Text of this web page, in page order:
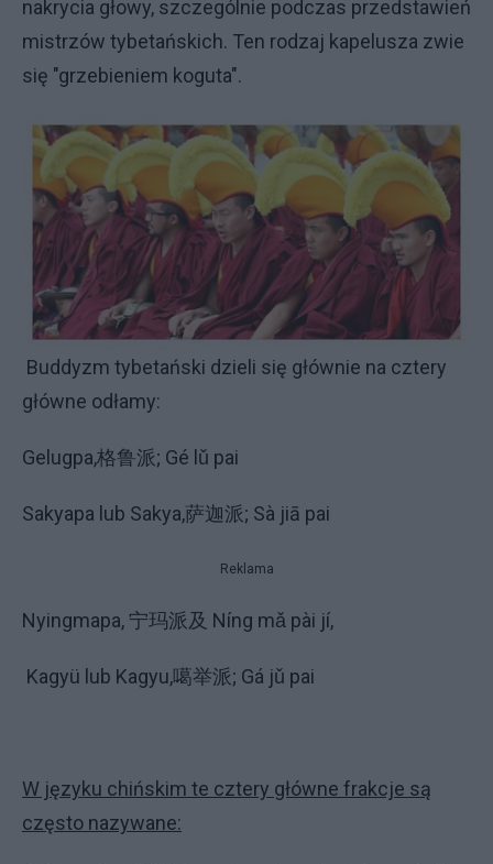
nakrycia głowy, szczególnie podczas przedstawień
mistrzów tybetańskich. Ten rodzaj kapelusza zwie
się "grzebieniem koguta".
Buddyzm tybetański dzieli się głównie na cztery
główne odłamy:
Gelugpa,格鲁派; Gé lǔ pai
Sakyapa lub Sakya,萨迦派; Sà jiā pai
Reklama
Nyingmapa, 宁玛派及 Níng mǎ pài jí,
Kagyü lub Kagyu,噶举派; Gá jǔ pai
W języku chińskim te cztery główne frakcje są
często nazywane: